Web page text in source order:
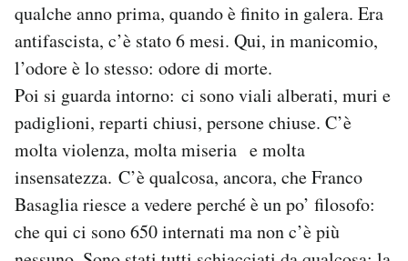
qualche anno prima, quando è finito in galera. Era
antifascista, c’è stato 6 mesi. Qui, in manicomio,
l’odore è lo stesso: odore di morte.
Poi si guarda intorno: ci sono viali alberati, muri e
padiglioni, reparti chiusi, persone chiuse. C’è
molta violenza, molta miseria e molta
insensatezza. C’è qualcosa, ancora, che Franco
Basaglia riesce a vedere perché è un po’ filosofo:
che qui ci sono 650 internati ma non c’è più